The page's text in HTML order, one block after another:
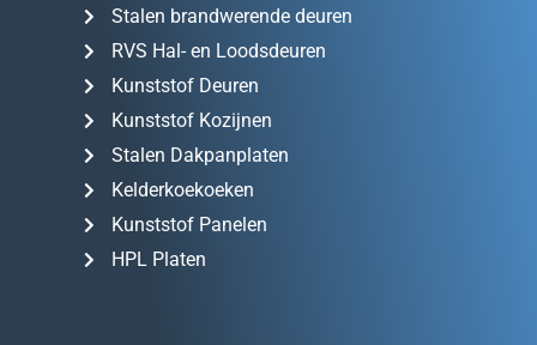
Stalen brandwerende deuren
RVS Hal- en Loodsdeuren
Kunststof Deuren
Kunststof Kozijnen
Stalen Dakpanplaten
Kelderkoekoeken
Kunststof Panelen
HPL Platen